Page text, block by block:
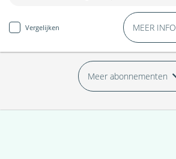
Vergelijken MEER INFO
Meer abonnementen